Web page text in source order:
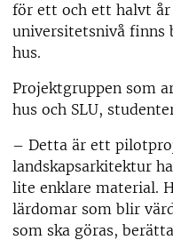
för ett och ett halvt
universitetsnivå finns
hus.
Projektgruppen som
hus och SLU,
– Detta är ett
landskapsarkitektur
lite enklare material.
lärdomar som blir
som ska göras,